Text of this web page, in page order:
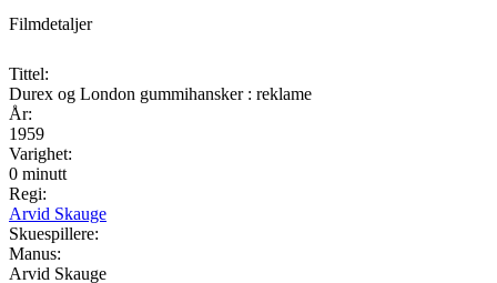
Filmdetaljer
Tittel:
Durex og London gummihansker : reklame
År:
1959
Varighet:
0 minutt
Regi:
Arvid Skauge
Skuespillere:
Manus:
Arvid Skauge